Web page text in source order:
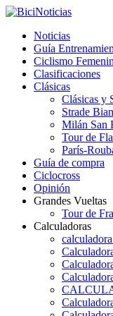
Noticias
Guía
Ciclismo
Clasificaciones
Clásicas
Clásicas y
Strade
Milán San
Tour de
París-
Guía de compra
Ciclocross
Opinión
Grandes Vueltas
Tour de
Calculadoras